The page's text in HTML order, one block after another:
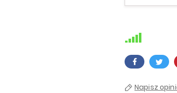
Napisz